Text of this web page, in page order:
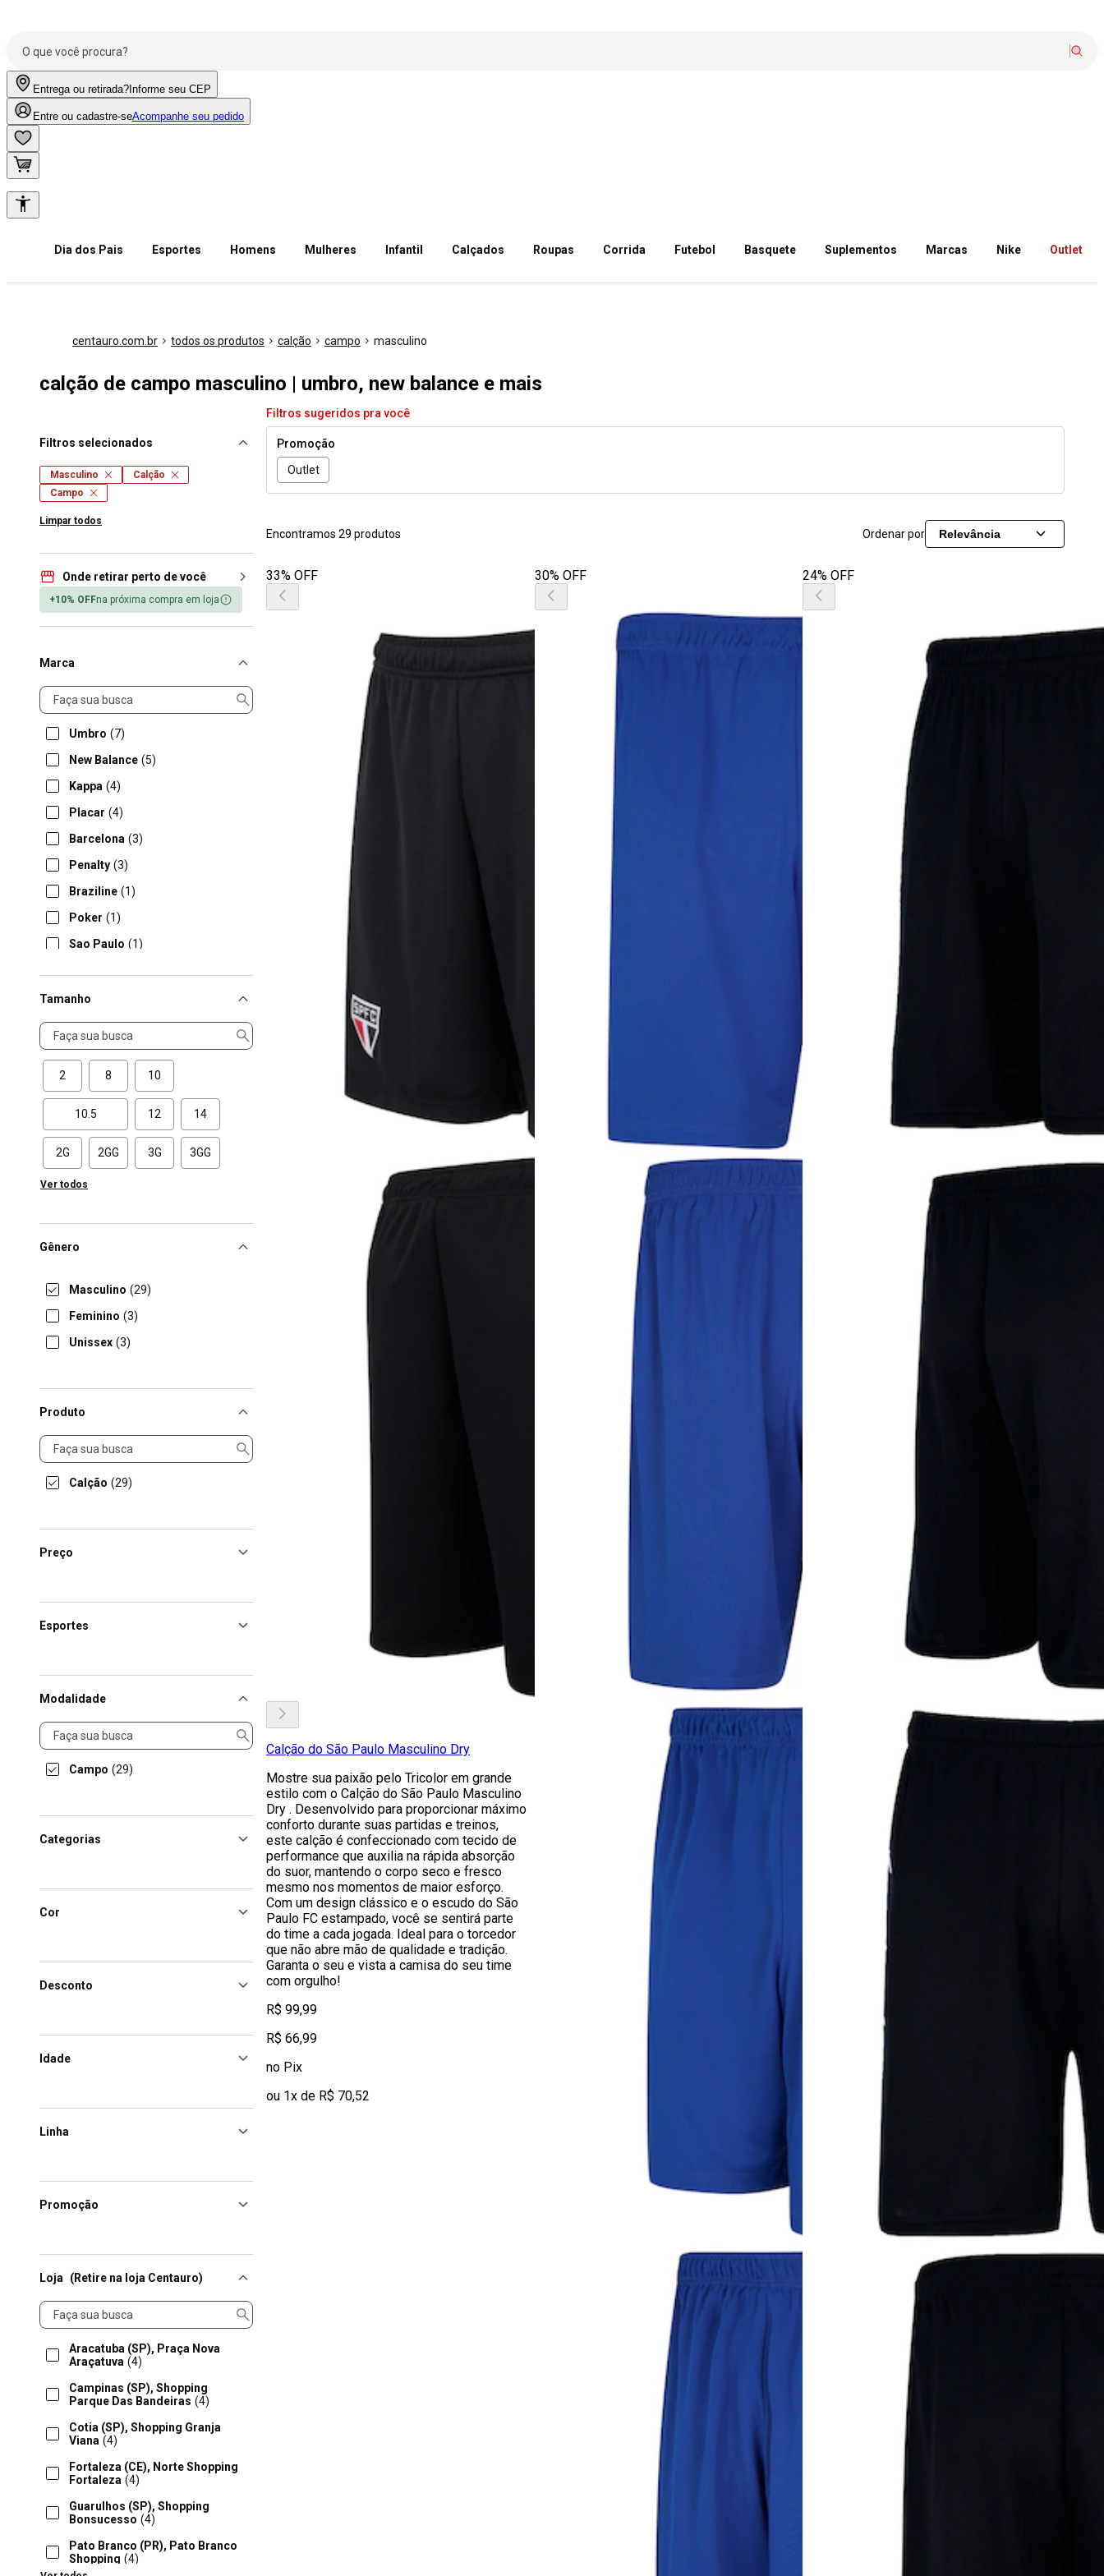
Entrega ou retirada? Informe seu CEP
Entre ou cadastre-seAcompanhe seu pedido
Dia dos Pais Esportes Homens Mulheres Infantil Calçados Roupas Corrida Futebol Basquete Suplementos Marcas Nike Outlet
centauro.com.br todos os produtos calção campo masculino
calção de campo masculino | umbro, new balance e mais
Filtros selecionados
Masculino
Calção
Campo
Limpar todos
Onde retirar perto de você
+10% OFFna próxima compra em loja
Marca
Marca
Umbro (7)
New Balance (5)
Kappa (4)
Placar (4)
Barcelona (3)
Penalty (3)
Braziline (1)
Poker (1)
Sao Paulo (1)
Tamanho
Tamanho
2 8 10
10.5 12 14
2G 2GG 3G 3GG
Ver todos
Gênero
Masculino (29)
Feminino (3)
Unissex (3)
Produto
Produto
Calção (29)
Preço
Esportes
Modalidade
Modalidade
Campo (29)
Categorias
Cor
Desconto
Idade
Linha
Promoção
Loja (Retire na loja Centauro)
Loja
Aracatuba (SP), Praça Nova
Araçatuva (4)
Campinas (SP), Shopping
Parque Das Bandeiras (4)
Cotia (SP), Shopping Granja
Viana (4)
Fortaleza (CE), Norte Shopping
Fortaleza (4)
Guarulhos (SP), Shopping
Bonsucesso (4)
Pato Branco (PR), Pato Branco
Shopping (4)
Filtros sugeridos pra você
Promoção
Outlet
Encontramos 29 produtos Ordenar por Relevância
33% OFF
Calção do São Paulo Masculino Dry
Mostre sua paixão pelo Tricolor em grande
estilo com o Calção do São Paulo Masculino
Dry . Desenvolvido para proporcionar máximo
conforto durante suas partidas e treinos,
este calção é confeccionado com tecido de
performance que auxilia na rápida absorção
do suor, mantendo o corpo seco e fresco
mesmo nos momentos de maior esforço.
Com um design clássico e o escudo do São
Paulo FC estampado, você se sentirá parte
do time a cada jogada. Ideal para o torcedor
que não abre mão de qualidade e tradição.
Garanta o seu e vista a camisa do seu time
com orgulho!
R$ 99,99
R$ 66,99
no Pix
ou 1x de R$ 70,52
30% OFF 24% OFF